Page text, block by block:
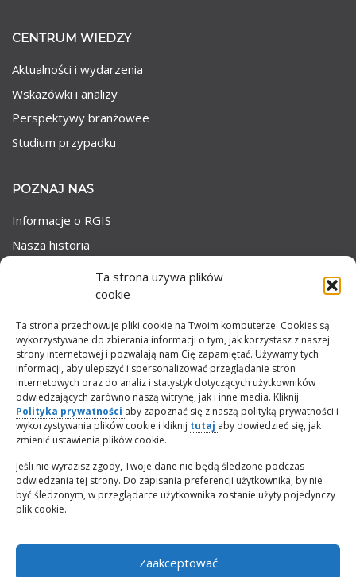
Ta strona używa plików
cookie
Ta strona przechowuje pliki cookie na Twoim komputerze. Cookies są
wykorzystywane do zbierania informacji o tym, jak korzystasz z naszej
strony internetowej i pozwalają nam Cię zapamiętać. Używamy tych
informacji, aby ulepszyć i spersonalizować przeglądanie stron
internetowych oraz do analiz i statystyk dotyczących użytkowników
odwiedzających zarówno naszą witrynę, jak i inne media. Kliknij
Polityka prywatności aby zapoznać się z naszą polityką prywatności i
wykorzystywania plików cookie i kliknij tutaj aby dowiedzieć się, jak
zmienić ustawienia plików cookie.
Jeśli nie wyrazisz zgody, Twoje dane nie będą śledzone podczas
odwiedzania tej strony. Do zapisania preferencji użytkownika, by nie
być śledzonym, w przeglądarce użytkownika zostanie użyty pojedynczy
plik cookie.
Zaakceptować
CENTRUM WIEDZY
Aktualności i wydarzenia
Wskazówki i analizy
Perspektywy branżowee
Studium przypadku
POZNAJ NAS
Informacje o RGIS
Nasza historia
SKONTAKTUJ SIĘ Z NAMI
Skontaktuj się z nami
Skontaktuj się z działem kadr
Zapytania o franczyzę
Polityka CookieStatut ESG